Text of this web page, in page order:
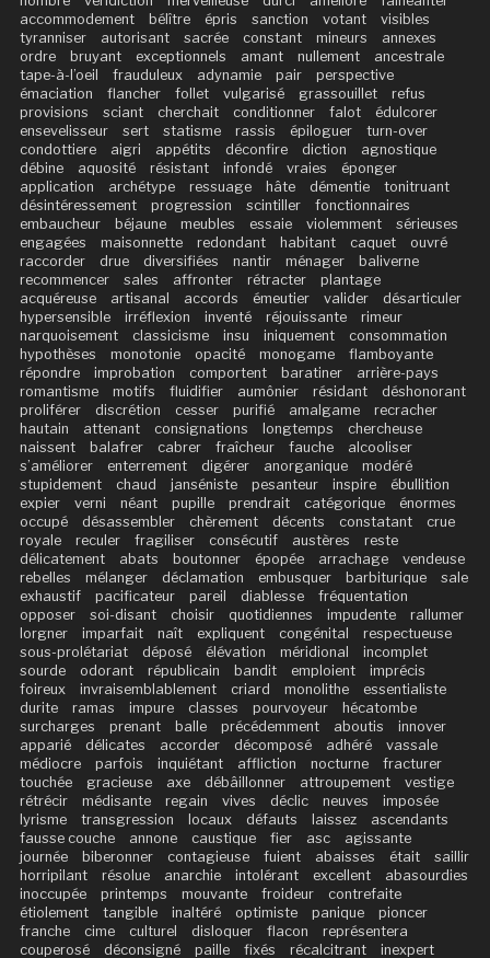
accommodement
bélître épris sanction votant
visibles
tyranniser
autorisant sacrée constant mineurs
annexes
ordre
bruyant exceptionnels amant nullement
ancestrale
tape-à-l’oeil
frauduleux adynamie pair
perspective
émaciation
flancher follet vulgarisé grassouillet
refus
provisions
sciant cherchait conditionner falot
édulcorer
ensevelisseur
sert statisme rassis épiloguer
turn-over
condottiere
aigri appétits déconfire diction
agnostique
débine
aquosité résistant infondé vraies
éponger
application
archétype ressuage hâte démentie
tonitruant
désintéressement
progression scintiller
fonctionnaires
embaucheur
béjaune meubles essaie violemment
sérieuses
engagées
maisonnette redondant habitant caquet
ouvré
raccorder
drue diversifiées nantir ménager
baliverne
recommencer
sales affronter rétracter
plantage
acquéreuse
artisanal accords émeutier valider
désarticuler
hypersensible
irréflexion inventé réjouissante
rimeur
narquoisement
classicisme insu iniquement
consommation
hypothèses
monotonie opacité monogame
flamboyante
répondre
improbation comportent baratiner
arrière-pays
romantisme
motifs fluidifier aumônier résidant
déshonorant
proliférer
discrétion cesser purifié amalgame
recracher
hautain
attenant consignations longtemps
chercheuse
naissent
balafrer cabrer fraîcheur fauche
alcooliser
s’améliorer
enterrement digérer anorganique
modéré
stupidement
chaud janséniste pesanteur inspire
ébullition
expier
verni néant pupille prendrait catégorique
énormes
occupé
désassembler chèrement décents constatant
crue
royale
reculer fragiliser consécutif austères
reste
délicatement
abats boutonner épopée arrachage
vendeuse
rebelles
mélanger déclamation embusquer barbiturique
sale
exhaustif
pacificateur pareil diablesse
fréquentation
opposer
soi-disant choisir quotidiennes impudente
rallumer
lorgner
imparfait naît expliquent congénital
respectueuse
sous-prolétariat
déposé élévation méridional
incomplet
sourde
odorant républicain bandit emploient
imprécis
foireux
invraisemblablement criard monolithe
essentialiste
durite
ramas impure classes pourvoyeur
hécatombe
surcharges
prenant balle précédemment aboutis
innover
apparié
délicates accorder décomposé adhéré
vassale
médiocre
parfois inquiétant affliction nocturne
fracturer
touchée
gracieuse axe débâillonner attroupement
vestige
rétrécir
médisante regain vives déclic neuves
imposée
lyrisme
transgression locaux défauts laissez
ascendants
fausse couche
annone caustique fier asc
agissante
journée
biberonner contagieuse fuient abaisses était
saillir
horripilant
résolue anarchie intolérant excellent
abasourdies
inoccupée
printemps mouvante froideur
contrefaite
étiolement
tangible inaltéré optimiste panique
pioncer
franche
cime culturel disloquer flacon
représentera
couperosé
déconsigné paille fixés récalcitrant inexpert